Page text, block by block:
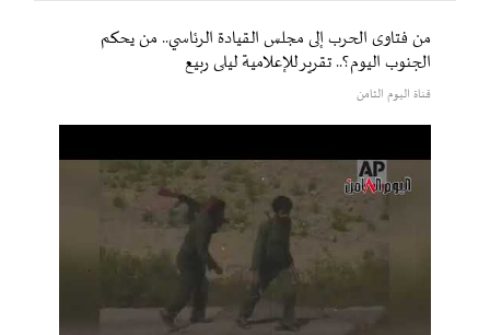
من فتاوى الحرب إلى مجلس القيادة الرئاسي.. من يحكم
الجنوب اليوم؟.. تقرير للإعلامية ليلى ربيع
قناة اليوم الثامن